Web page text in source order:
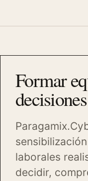
Formar
laborales
decidir,